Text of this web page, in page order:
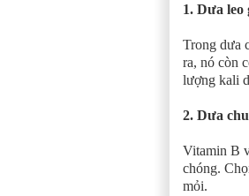
1. Dưa leo
Trong dưa
ra, nó còn
lượng kali
2. Dưa
Vitamin B
chóng.
mỏi.